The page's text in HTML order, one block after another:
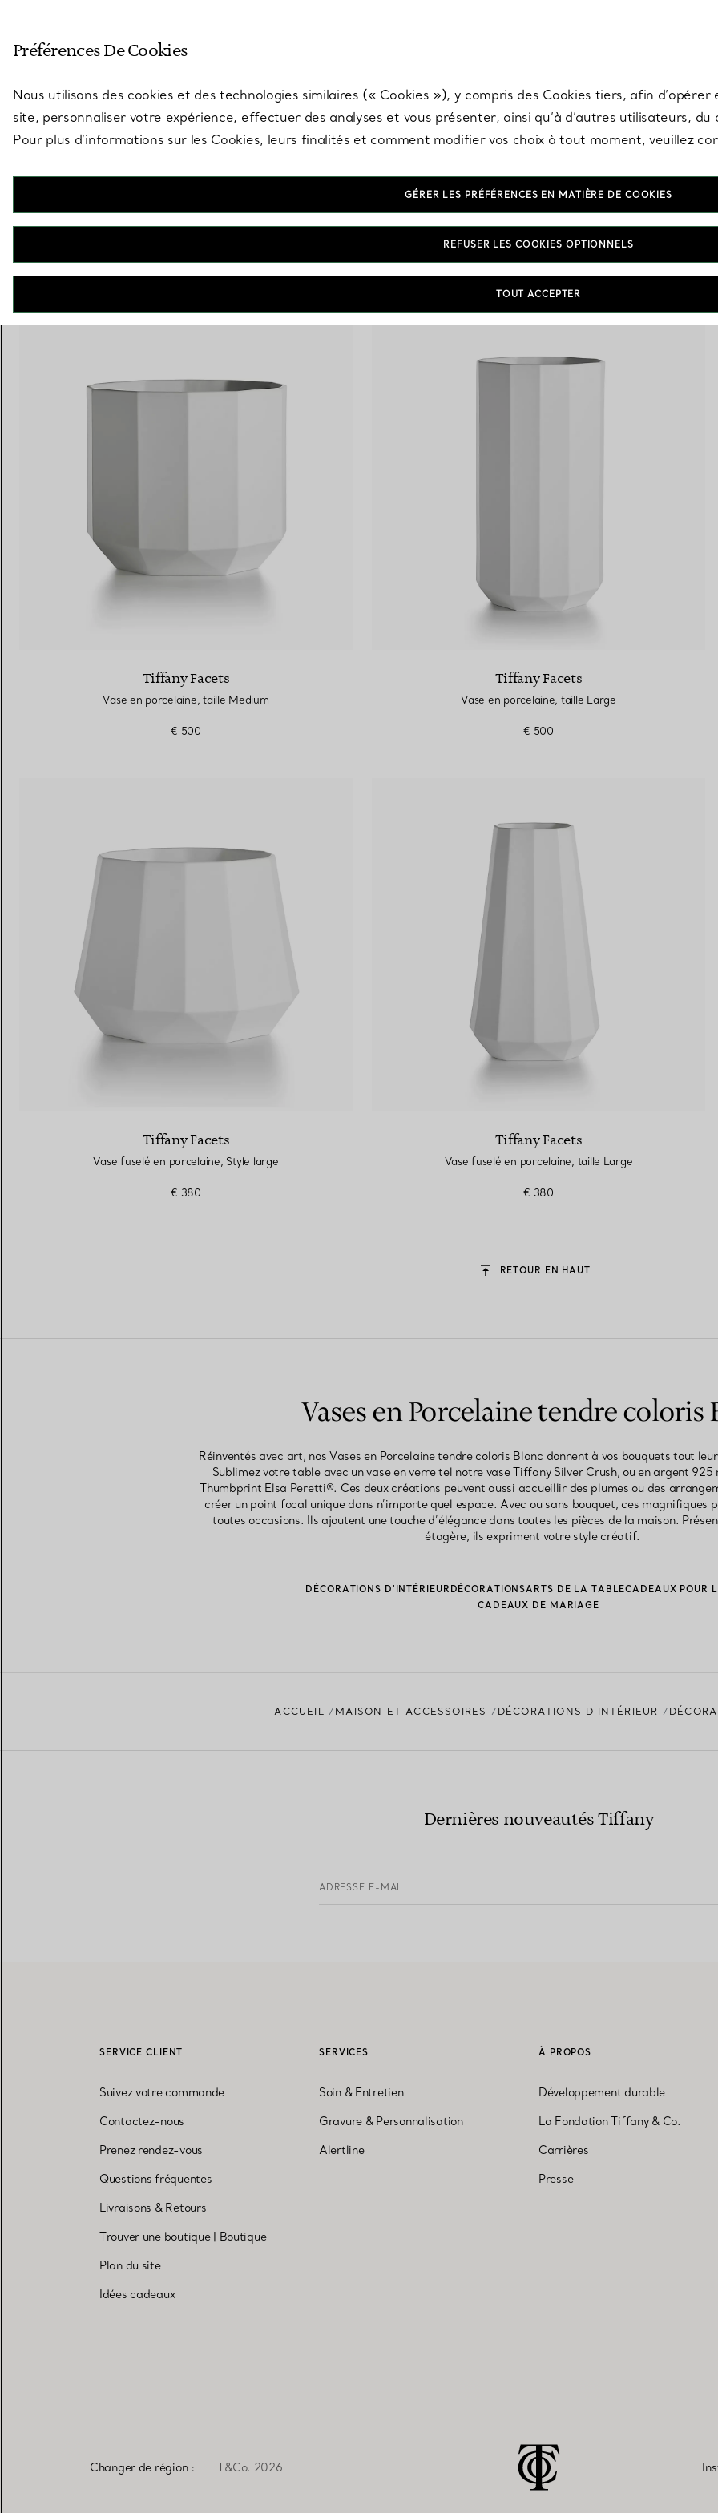
Vases
5 PRODUITS
Vases en Porcelaine tendre
coloris Blanc
Tiffany Facets
Vase en porcelaine, taille Medium
€ 500
Tiffany Facets
Vase en porcelaine, taille Large
€ 500
Tiffany Facets
Vase fuselé en porcelaine, Style large
€ 380
Tiffany Facets
Vase fuselé en porcelaine, taille Large
€ 380
RETOUR EN HAUT
Vases en Porcelaine tendre coloris
Réinventés avec art, nos Vases en Porcelaine tendre coloris Blanc donnent à vos bouquets tout
Sublimez votre table avec un vase en verre tel notre vase Tiffany Silver Crush, ou en argent
Thumbprint Elsa Peretti®. Ces deux créations peuvent aussi accueillir des plumes ou des
créer un point focal unique dans n’importe quel espace. Avec ou sans bouquet, ces magnifiques
toutes occasions. Ils ajoutent une touche d’élégance dans toutes les pièces de la maison.
étagère, ils expriment votre style créatif.
DÉCORATIONS D'INTÉRIEUR DÉCORATIONSARTS DE LA TABLECADEAUX POUR
CADEAUX DE MARIAGE
ACCUEIL MAISON ET ACCESSOIRES DÉCORATIONS D'INTÉRIEUR
Dernières nouveautés Tiffany
ADRESSE E-MAIL
SERVICE CLIENT
Suivez votre commande
Contactez-nous
Prenez rendez-vous
Questions fréquentes
Livraisons & Retours
Trouver une boutique|
Boutique
Plan du site
Idées cadeaux
SERVICES
Soin & Entretien
Gravure & Personnalisation
Alertline
À PROPOS
Développement durable
La Fondation Tiffany & Co.
Carrières
Presse
T&Co. 2026
Changer de région :
Préférences De Cookies
Nous utilisons des cookies et des technologies similaires (« Cookies »), y compris des Cookies tiers, afin
site, personnaliser votre expérience, effectuer des analyses et vous présenter, ainsi qu’à d’autres utilisateurs,
Pour plus d’informations sur les Cookies, leurs finalités et comment modifier vos choix à tout moment, veuillez
GÉRER LES PRÉFÉRENCES EN MATIÈRE DE COOKIES
REFUSER LES COOKIES OPTIONNELS
TOUT ACCEPTER